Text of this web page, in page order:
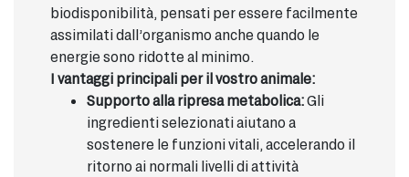
biodisponibilità, pensati per essere facilmente
assimilati dall’organismo anche quando le
energie sono ridotte al minimo.
I vantaggi principali per il vostro animale:
Supporto alla ripresa metabolica:Gli
ingredienti selezionati aiutano a
sostenere le funzioni vitali, accelerando il
ritorno ai normali livelli di attività